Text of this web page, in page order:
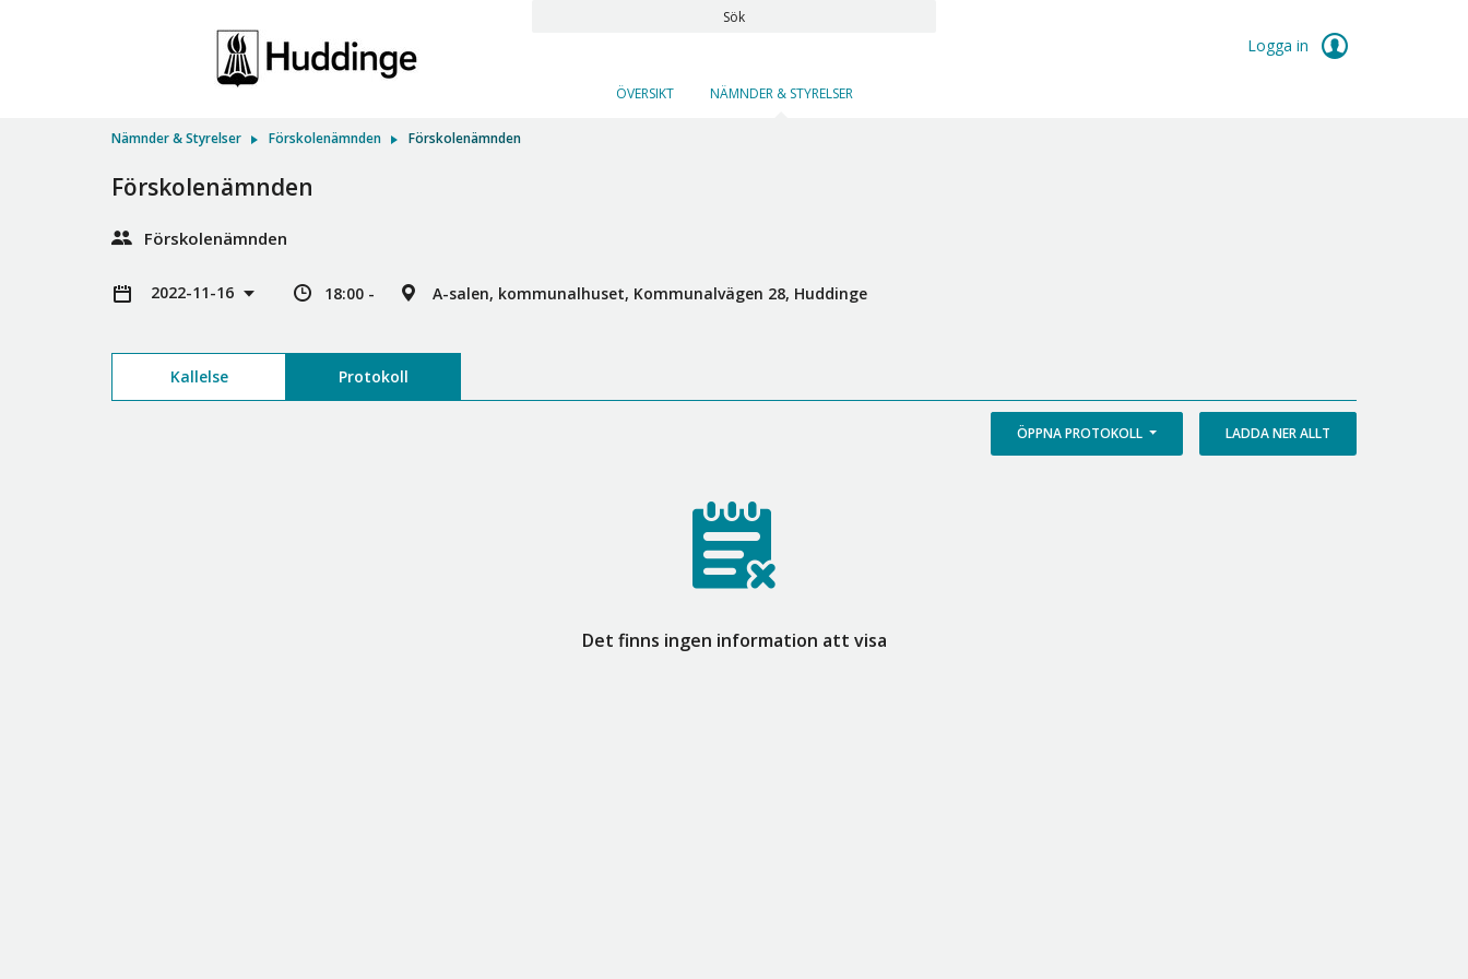
Sök
Logga in
ÖVERSIKT NÄMNDER & STYRELSER
Nämnder & Styrelser Förskolenämnden Förskolenämnden
Förskolenämnden
Förskolenämnden
2022-11-16 18:00 - A-salen, kommunalhuset, Kommunalvägen 28, Huddinge
Kallelse Protokoll
ÖPPNA PROTOKOLL LADDA NER ALLT
Det finns ingen information att visa